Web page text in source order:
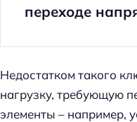
переходе
Недостатком такого
нагрузку, требующую
элементы – например,